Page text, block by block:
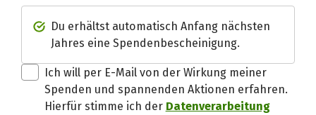
Du erhältst automatisch Anfang nächsten
Jahres eine Spendenbescheinigung.
Ich will per E-Mail von der Wirkung meiner
Spenden und spannenden Aktionen erfahren.
Hierfür stimme ich der Datenverarbeitung
Spendenempfänger